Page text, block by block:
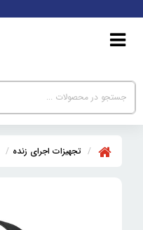
تجهیزات اجرای زنده